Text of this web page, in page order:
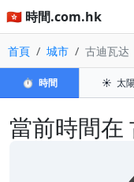
🇭🇰 時間.com.hk
首頁 城市 古迪瓦达
⏱️ 時間 ☀️ 太
當前時間在